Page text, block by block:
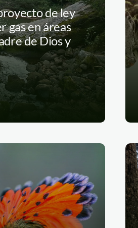
de ley
gas en áreas
de Dios y